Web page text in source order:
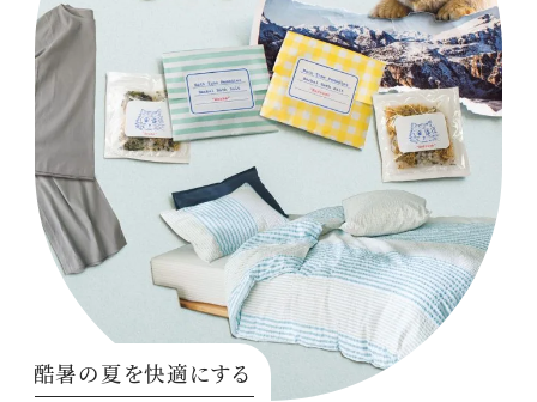
酷暑の夏を快適にする